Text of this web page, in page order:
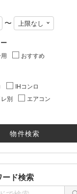
〜
おすすめ
IHコンロ
別
エアコン
ド検索